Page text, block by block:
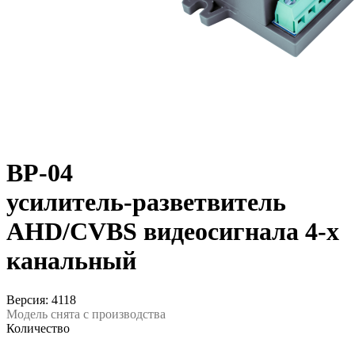
ВР-04
усилитель-разветвитель
AHD/CVBS видеосигнала 4-х
канальный
Версия: 4118
Модель снята с производства
Количество